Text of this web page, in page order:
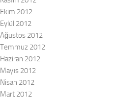
Ekim 2012
Eylül 2012
Ağustos 2012
Temmuz 2012
Haziran 2012
Mayıs 2012
Nisan 2012
Mart 2012